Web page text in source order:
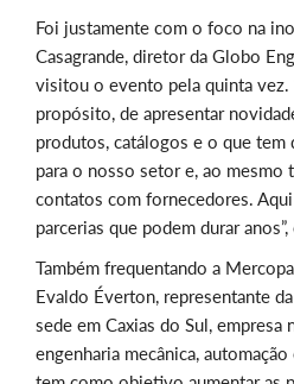
Foi justamente com o foco na
Casagrande, diretor da Globo
visitou o evento pela quinta vez.
propósito, de apresentar
produtos, catálogos e o que tem
para o nosso setor e, ao mesmo
contatos com fornecedores.
parcerias que podem durar anos”,
Também frequentando a
Evaldo Éverton, representante
sede em Caxias do Sul, empresa
engenharia mecânica,